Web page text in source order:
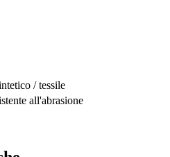
/ tessile
all'abrasione